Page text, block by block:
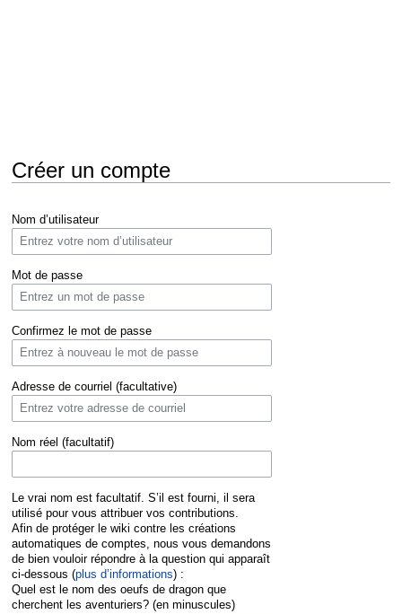
Créer un compte
à
navigation
à
recherche
Nom d’utilisateur
Mot de passe
Confirmez le mot de passe
Adresse de courriel (facultative)
Nom réel (facultatif)
Le vrai nom est facultatif. S’il est fourni, il sera
utilisé pour vous attribuer vos contributions.
Afin de protéger le wiki contre les créations
automatiques de comptes, nous vous demandons
de bien vouloir répondre à la question qui apparaît
ci-dessous (plus d’informations) :
Quel est le nom des oeufs de dragon que
cherchent les aventuriers? (en minuscules)